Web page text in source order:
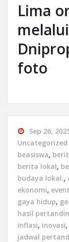
Lima
foto
Sep 26,
Uncategorized
beasiswa,
berita lokal,
budaya lokal.,
ekonomi,
gaya hidup,
hasil
inflasi, inovasi,
jadwal